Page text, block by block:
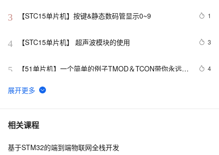
3 【STC15单片机】按键&静态数码管显示0~9 1
4 【STC15单片机】 超声波模块的使用 3
5
【51单片机】一个简单的例子TMOD＆TCON带你永远理
4
6 单片机控制LED数码管的显示
7 嵌入式单片机智能药盒设计（含代码）
8 基于单片机的红绿黄灯设计（单片机实验交通灯设计）
相关课程
基于STM32的端到端物联网全栈开发